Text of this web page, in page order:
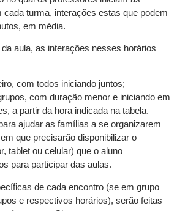
cada turma, interações estas que podem
em média.
aula, as interações nesses horários
com todos iniciando juntos;
com duração menor e iniciando em
a partir da hora indicada na tabela.
ajudar as famílias a se organizarem
que precisarão disponibilizar o
tablet ou celular) que o aluno
para participar das aulas.
de cada encontro (se em grupo
e respectivos horários), serão feitas